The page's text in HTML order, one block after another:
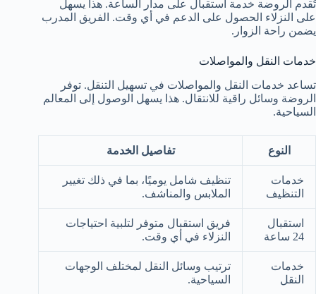
تُقدم الروضة خدمة استقبال على مدار الساعة. هذا يسهل
على النزلاء الحصول على الدعم في أي وقت. الفريق المدرب
يضمن راحة الزوار.
خدمات النقل والمواصلات
تساعد خدمات النقل والمواصلات في تسهيل التنقل. توفر
الروضة وسائل راقية للانتقال. هذا يسهل الوصول إلى المعالم
السياحية.
النوع تفاصيل الخدمة
خدمات
التنظيف
تنظيف شامل يوميًا، بما في ذلك تغيير
الملابس والمناشف.
استقبال
24 ساعة
فريق استقبال متوفر لتلبية احتياجات
النزلاء في أي وقت.
خدمات
النقل
ترتيب وسائل النقل لمختلف الوجهات
السياحية.